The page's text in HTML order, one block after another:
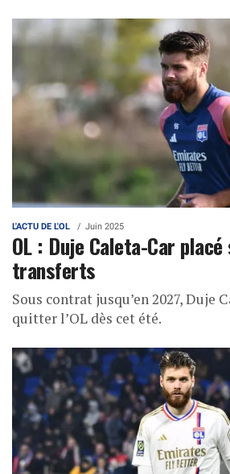
L'ACTU DE L'OL Juin 2025
OL : Duje Caleta-Car
transferts
Sous contrat jusqu’en 2027, Duje
quitter l’OL dès cet été.